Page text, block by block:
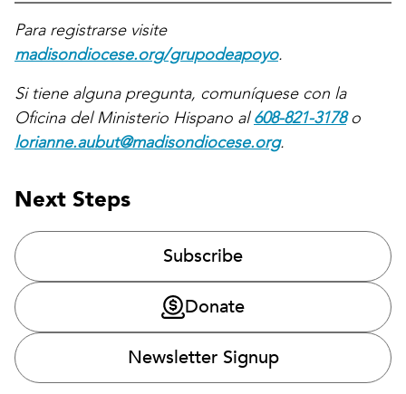
Para registrarse visite
madisondiocese.org/grupodeapoyo.
Si tiene alguna pregunta, comuníquese con la
Oficina del Ministerio Hispano al608-821-3178o
lorianne.aubut@madisondiocese.org.
Next Steps
Subscribe
Donate
Newsletter Signup